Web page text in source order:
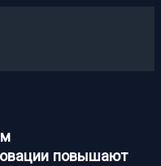
повышают